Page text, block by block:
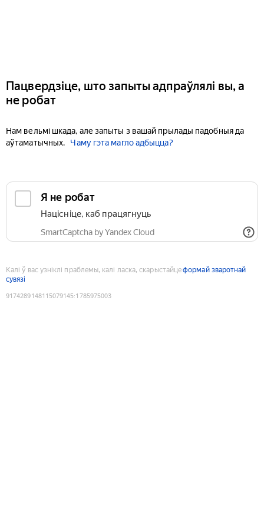
Пацвердзіце, што запыты адпраўлялі вы, а
не робат
Нам вельмі шкада, але запыты з вашай прылады падобныя да
аўтаматычных.
Чаму гэта магло адбыцца?
Я не робат
Націсніце, каб працягнуць
SmartCaptcha by Yandex Cloud
Калі ў вас узніклі праблемы, калі ласка, скарыстайцеформай зваротнай
сувязі
9174289148115079145:1785975003